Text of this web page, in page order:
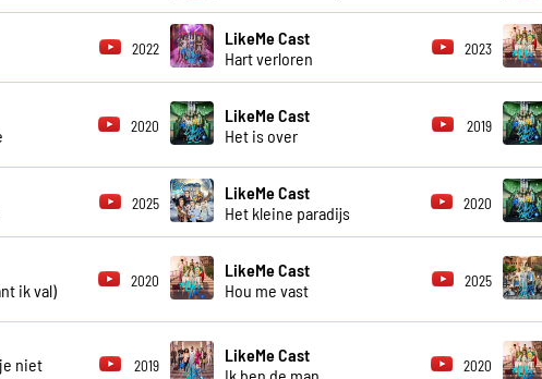
2022
LikeMe Cast
Hart verloren
2023
2020
LikeMe Cast
Het is over
2019
2025
LikeMe Cast
Het kleine paradijs
2020
ik val)
2020
LikeMe Cast
Hou me vast
2025
niet
2019
LikeMe Cast
2020